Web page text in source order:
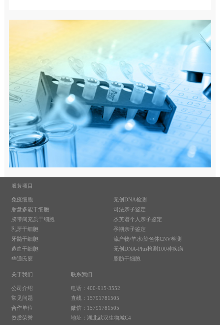
服务项目
免疫细胞
胎盘多能干细胞
脐带间充质干细胞
乳牙干细胞
牙髓干细胞
造血干细胞
华通氏胶
无创DNA检测
司法亲子鉴定
杰英谱个人亲子鉴定
孕期亲子鉴定
流产物/羊水/染色体CNV检测
无创DNA-Plus检测100种疾病
脂肪干细胞
关于我们
公司介绍
常见问题
合作单位
资质荣誉
联系我们
电话：400-915-3552
直线：15791781505
微信：15791781505
地址：湖北武汉生物城C4